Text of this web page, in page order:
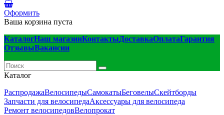
Оформить
Ваша корзина пуста
КаталогНаш магазинКонтактыДоставкаОплатаГарантия
ОтзывыВакансии
Каталог
РаспродажаВелосипедыСамокатыБеговелыСкейтборды
Запчасти для велосипедаАксессуары для велосипеда
Ремонт велосипедовВелопрокат